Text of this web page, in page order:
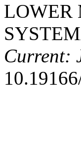
LOWER
Current: